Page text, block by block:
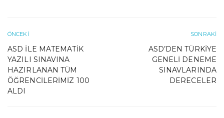
ÖNCEKI
ASD ILE MATEMATIK
YAZILI SINAVINA
HAZIRLANAN TÜM
ÖĞRENCILERIMIZ 100
ALDI
SONRAKI
ASD’DEN TÜRKIYE
GENELI DENEME
SINAVLARINDA
DERECELER